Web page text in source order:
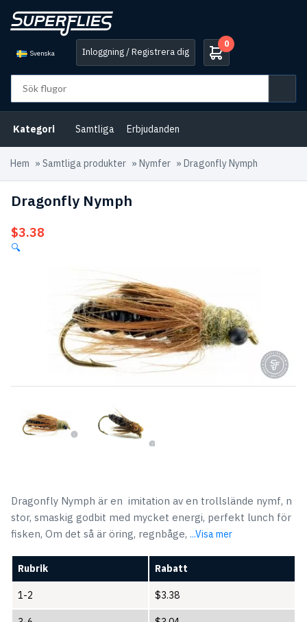
Svenska Inloggning / Registrera dig
0
Kategori Samtliga Erbjudanden
Hem » Samtliga produkter » Nymfer » Dragonfly Nymph
Dragonfly Nymph
$3.38
🔍
Dragonfly Nymph är en imitation av en trollslände nymf, n
stor, smaskig godbit med mycket energi, perfekt lunch för
fisken, Om det så är öring, regnbåge, ...Visa mer
Rubrik Rabatt
1-2 $3.38